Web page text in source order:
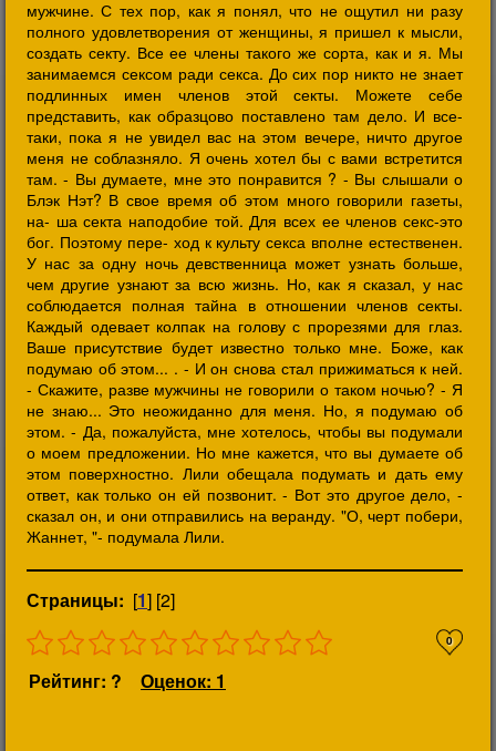
мужчине. С тех пор, как я понял, что не ощутил ни разу
полного удовлетворения от женщины, я пришел к мысли,
создать секту. Все ее члены такого же сорта, как и я. Мы
занимаемся сексом ради секса. До сих пор никто не знает
подлинных имен членов этой секты. Можете себе
представить, как образцово поставлено там дело. И все-
таки, пока я не увидел вас на этом вечере, ничто другое
меня не соблазняло. Я очень хотел бы с вами встретится
там. - Вы думаете, мне это понравится ? - Вы слышали о
Блэк Нэт? В свое время об этом много говорили газеты,
на- ша секта наподобие той. Для всех ее членов секс-это
бог. Поэтому пере- ход к культу секса вполне естественен.
У нас за одну ночь девственница может узнать больше,
чем другие узнают за всю жизнь. Но, как я сказал, у нас
соблюдается полная тайна в отношении членов секты.
Каждый одевает колпак на голову с прорезями для глаз.
Ваше присутствие будет известно только мне. Боже, как
подумаю об этом... . - И он снова стал прижиматься к ней.
- Скажите, разве мужчины не говорили о таком ночью? - Я
не знаю... Это неожиданно для меня. Но, я подумаю об
этом. - Да, пожалуйста, мне хотелось, чтобы вы подумали
о моем предложении. Но мне кажется, что вы думаете об
этом поверхностно. Лили обещала подумать и дать ему
ответ, как только он ей позвонит. - Вот это другое дело, -
сказал он, и они отправились на веранду. "О, черт побери,
Жаннет, "- подумала Лили.
Страницы: [1] [2]
0
Рейтинг: ? Оценок: 1